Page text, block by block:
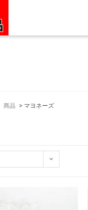
商品 > マヨネーズ